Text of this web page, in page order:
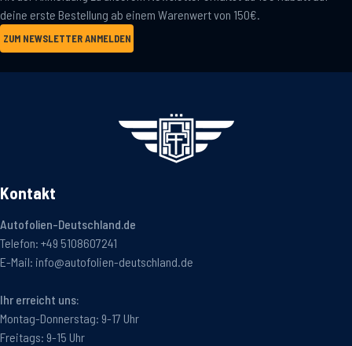
deine erste Bestellung ab einem Warenwert von 150€.
ZUM NEWSLETTER ANMELDEN
Kontakt
Autofolien-Deutschland.de
Telefon: +49 5108607241
E-Mail: info@autofolien-deutschland.de
Ihr erreicht uns:
Montag-Donnerstag: 9-17 Uhr
Freitags: 9-15 Uhr